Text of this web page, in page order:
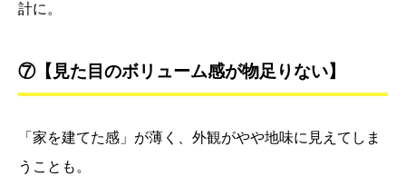
計に。
⑦【見た目のボリューム感が物足りない】
「家を建てた感」が薄く、外観がやや地味に見えてしま
うことも。